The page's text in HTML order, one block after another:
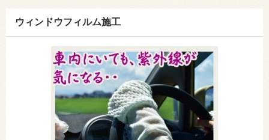
ウィンドウフィルム施工